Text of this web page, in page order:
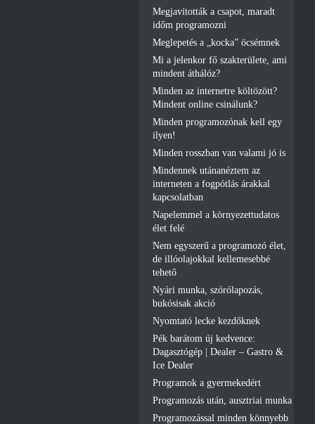
Megjavították a csapot, maradt
időm programozni
Meglepetés a „kocka” öcsémnek
Mi a jelenkor fő szakterülete, ami
mindent áthálóz?
Minden az internetre költözött?
Mindent online csinálunk?
Minden programozónak kell egy
ilyen!
Minden rosszban van valami jó is
Mindennek utánanéztem az
interneten a fogpótlás árakkal
kapcsolatban
Napelemmel a környezettudatos
élet felé
Nem egyszerű a programozó élet,
de illóolajokkal kellemesebbé
tehető
Nyári munka, szórólapozás,
bukósisak akció
Nyomtató lecke kezdőknek
Pék barátom új kedvence:
Dagasztógép | Dealer – Gastro &
Ice Dealer
Programok a gyermekedért
Programozás után, ausztriai munka
Programozással minden könnyebb